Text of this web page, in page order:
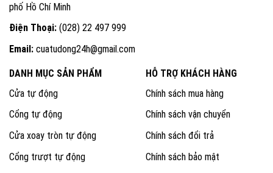
phố Hồ Chí Minh
Điện Thoại: (028) 22 497 999
Email: cuatudong24h@gmail.com
DANH MỤC SẢN PHẨM
Cửa tự động
Cổng tự động
Cửa xoay tròn tự động
Cổng trượt tự động
HỖ TRỢ KHÁCH HÀNG
Chính sách mua hàng
Chính sách vận chuyển
Chính sách đổi trả
Chính sách bảo mật